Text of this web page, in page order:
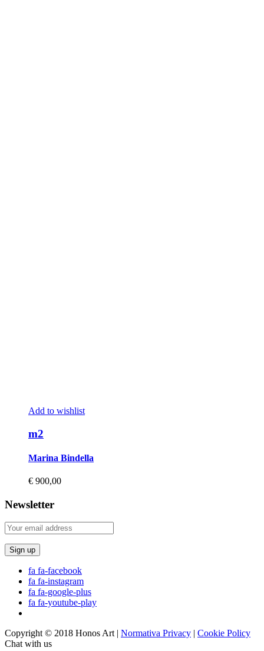
Add to wishlist
m2
Marina Bindella
€ 900,00
Newsletter
fa fa-facebook
fa fa-instagram
fa fa-google-plus
fa fa-youtube-play
Copyright © 2018 Honos Art | Normativa Privacy | Cookie Policy
Chat with us